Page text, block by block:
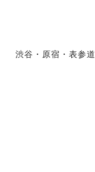
渋谷・原宿・表参道